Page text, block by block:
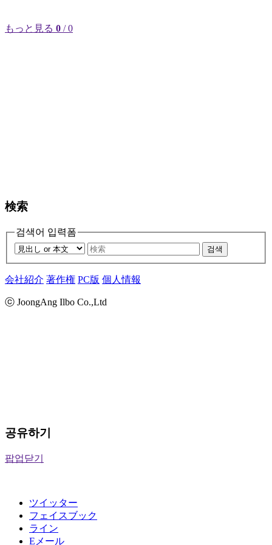
もっと見る 0 / 0
検索
검색어 입력폼
검색
会社紹介 著作権 PC版 個人情報
ⓒ JoongAng Ilbo Co.,Ltd
공유하기
팝업닫기
ツイッター
フェイスブック
ライン
Eメール